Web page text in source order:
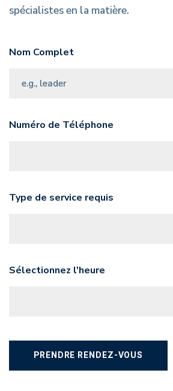
spécialistes en la matière.
Nom Complet
Numéro de Téléphone
Type de service requis
Sélectionnez l'heure